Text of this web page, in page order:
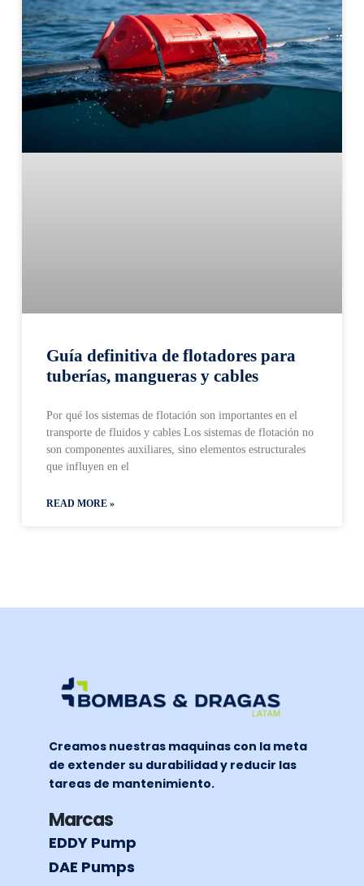
Guía definitiva de flotadores para
tuberías, mangueras y cables
Por qué los sistemas de flotación son importantes en el
transporte de fluidos y cables Los sistemas de flotación no
son componentes auxiliares, sino elementos estructurales
que influyen en el
READ MORE »
Creamos nuestras maquinas con la meta
de extender su durabilidad y reducir las
tareas de mantenimiento.
Marcas
EDDY Pump
DAE Pumps